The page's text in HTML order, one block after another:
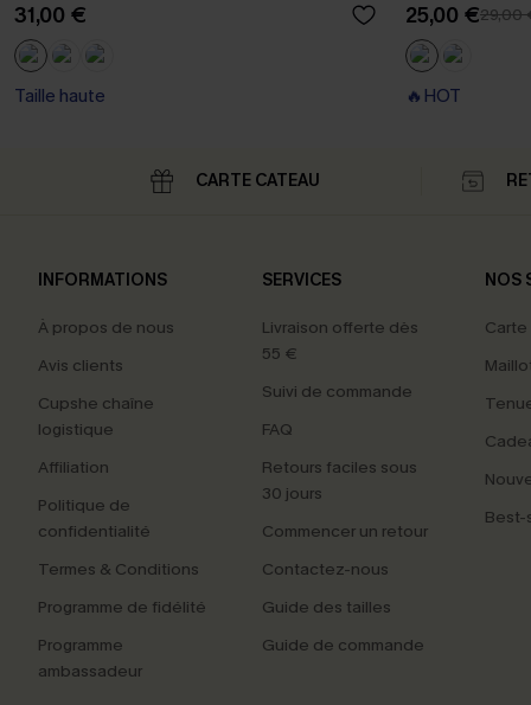
31,00 €
Taille haute
25,00 €29,00
🔥HOT
CARTE CATEAU
INFORMATIONS
À propos de nous
Avis clients
Cupshe chaîne
logistique
Affiliation
Politique de
confidentialité
Termes & Conditions
Programme de fidélité
Programme
ambassadeur
SERVICES
Livraison offerte dès
55 €
Suivi de commande
FAQ
Retours faciles sous
30 jours
Commencer un retour
Contactez-nous
Guide des tailles
Guide de commande
NOS
Best-